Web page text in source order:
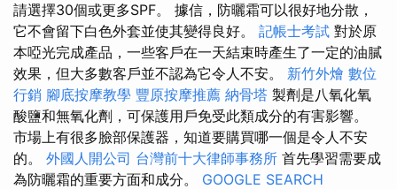
請選擇30個或更多SPF。 據信，防曬霜可以很好地分散，
它不會留下白色外套並使其變得良好。 記帳士考試 對於原
本啞光完成產品，一些客戶在一天結束時產生了一定的油膩
效果，但大多數客戶並不認為它令人不安。 新竹外燴 數位
行銷 腳底按摩教學 豐原按摩推薦 納骨塔 製劑是八氧化氧
酸鹽和無氧化劑，可保護用戶免受此類成分的有害影響。
市場上有很多臉部保護器，知道要購買哪一個是令人不安
的。 外國人開公司 台灣前十大律師事務所 首先學習需要成
為防曬霜的重要方面和成分。 GOOGLE SEARCH